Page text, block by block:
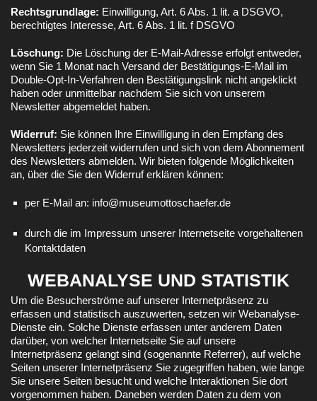
Rechtsgrundlage: Einwilligung, Art. 6 Abs. 1 lit. a DSGVO,
berechtigtes Interesse, Art. 6 Abs. 1 lit. f DSGVO
Löschung: Die Löschung der E-Mail-Adresse erfolgt entweder,
wenn Sie 1 Monat nach Versand der Bestätigungs-E-Mail im
Double-Opt-In-Verfahren den Bestätigungslink nicht angeklickt
haben oder unmittelbar nachdem Sie sich von unserem
Newsletter abgemeldet haben.
Widerruf: Sie können Ihre Einwilligung in den Empfang des
Newsletters jederzeit widerrufen und sich von dem Abonnement
des Newsletters abmelden. Wir bieten folgende Möglichkeiten
an, über die Sie den Widerruf erklären können:
per E-Mail an: info@museumottoschaefer.de
durch die im Impressum unserer Internetseite vorgehaltenen
Kontaktdaten
WEBANALYSE UND STATISTIK
Um die Besucherströme auf unserer Internetpräsenz zu
erfassen und statistisch auszuwerten, setzen wir Webanalyse-
Dienste ein. Solche Dienste erfassen unter anderem Daten
darüber, von welcher Internetseite Sie auf unsere
Internetpräsenz gelangt sind (sogenannte Referrer), auf welche
Seiten unserer Internetpräsenz Sie zugegriffen haben, wie lange
Sie unsere Seiten besucht und welche Interaktionen Sie dort
vorgenommen haben. Daneben werden Daten zu dem von